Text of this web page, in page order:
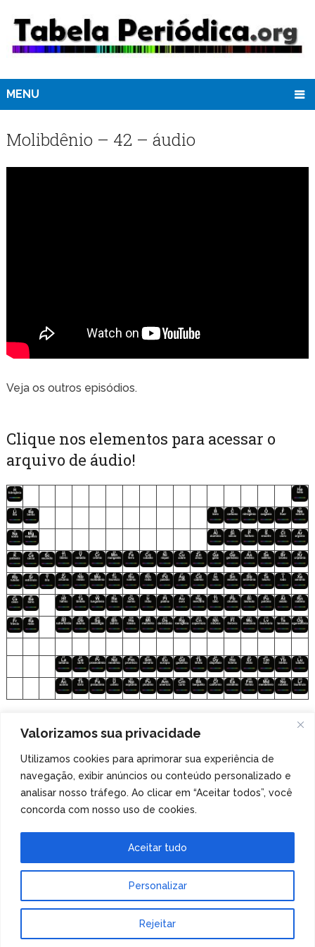
Valorizamos sua privacidade
Utilizamos cookies para aprimorar sua experiência de
navegação, exibir anúncios ou conteúdo personalizado e
analisar nosso tráfego. Ao clicar em “Aceitar todos”, você
concorda com nosso uso de cookies.
Personalizar
Rejeitar
Aceitar tudo
MENU
Molibdênio – 42 – áudio
Veja os outros episódios.
Clique nos elementos para acessar o
arquivo de áudio!
Clique nos elementos para acessar o
arquivo de áudio!
Veja tambémnossa coleção de tabelas periódicas
especiais!
Tabela PeriódicaCopyright © 2026.
Tema de MyThemeShop